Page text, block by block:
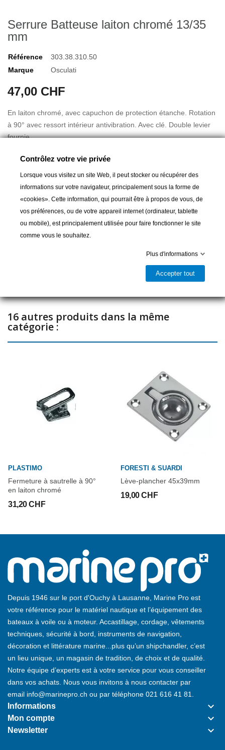
Serrure Batteuse laiton chromé 13/35
mm
Référence
303.38.310.50
Marque
Osculati
47,00 CHF
En laiton chromé, avec capuchon de protection étanche. Rotation
à 90° avec ressort intérieur antivibration. Avec clé. Double levier
fournie.
Cou long. utile de fixation 10 mm
Tirage levier 13/35 mm
Ajouter au panier
16 autres produits dans la même
catégorie :
PLASTIMO
Fermeture à sautrelle à 90°
en laiton chromé
31,20 CHF
FORESTI & SUARDI
Lève-plancher 45x39mm
19,00 CHF
Depuis 1946 sur le port d'Ouchy à Lausanne, Marine Pro est
votre référence pour le matériel nautique et l’équipement des
bateaux à voile ou à moteur. Accastillage, cordage, vêtements
techniques, sécurité à bord, instruments de navigation,
décoration et littérature marine...plus qu’un shipchandler, c’est
un lieu unique, un magasin de tradition, de choix et de qualité.
Notre équipe d’experts est à votre service pour vous conseiller
dans vos achats. Nous vous invitons à nous contacter par
email info@marinepro.ch ou par téléphone 021 616 41 81
Informations keyboard_arrow_down
Mon compte keyboard_arrow_down
Newsletter keyboard_arrow_down
Contrôlez votre vie privée
Lorsque vous visitez un site Web, il peut stocker ou récupérer des
informations sur votre navigateur, principalement sous la forme de
«cookies». Cette information, qui pourrait être à propos de vous, de
vos préférences, ou de votre appareil internet (ordinateur, tablette
ou mobile), est principalement utilisée pour faire fonctionner le site
comme vous le souhaitez.
Plus d'informations
Accepter tout